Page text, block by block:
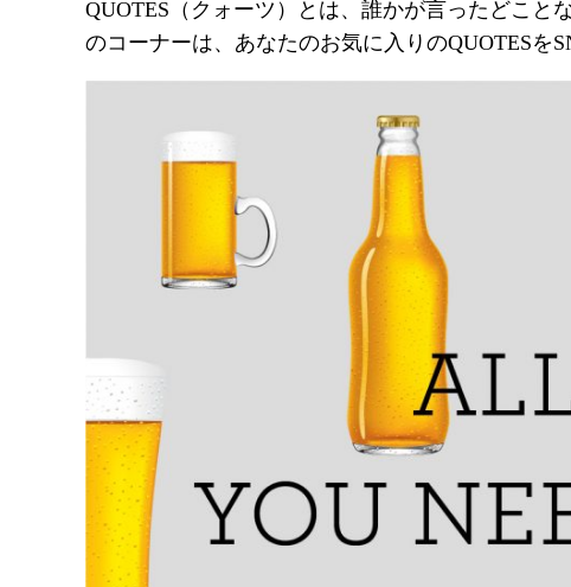
QUOTES（クォーツ）とは、誰かが言ったどこ
のコーナーは、あなたのお気に入りのQUOTESを